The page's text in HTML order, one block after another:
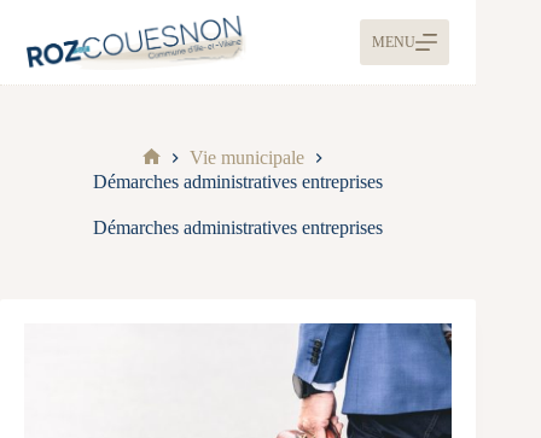
MENU
Vie municipale
Démarches administratives entreprises
Démarches administratives entreprises